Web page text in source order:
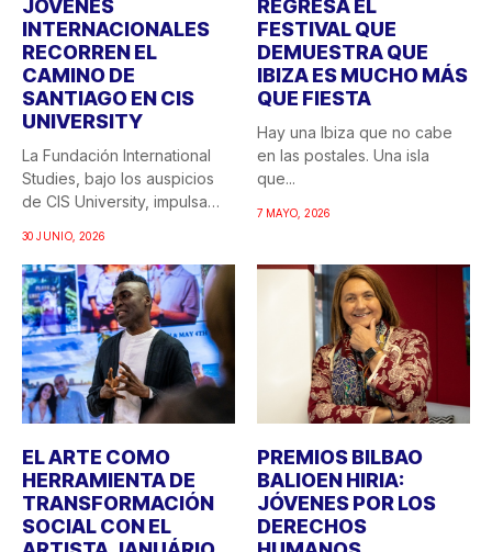
JÓVENES
INTERNACIONALES
RECORREN EL
CAMINO DE
SANTIAGO EN CIS
UNIVERSITY
La Fundación International
Studies, bajo los auspicios
de CIS University, impulsa
30 JUNIO, 2026
REGRESA EL
FESTIVAL QUE
DEMUESTRA QUE
IBIZA ES MUCHO MÁS
QUE FIESTA
Hay una Ibiza que no cabe
en las postales. Una isla
que...
7 MAYO, 2026
EL ARTE COMO
HERRAMIENTA DE
TRANSFORMACIÓN
SOCIAL CON EL
PREMIOS BILBAO
BALIOEN HIRIA:
JÓVENES POR LOS
DERECHOS